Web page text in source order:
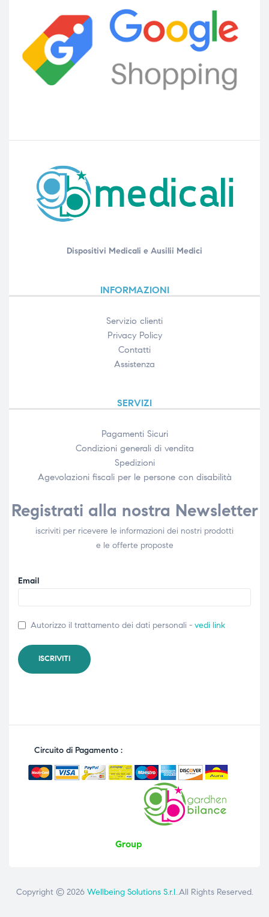
Dispositivi Medicali e Ausilii Medici
INFORMAZIONI
Servizio clienti
Privacy Policy
Contatti
Assistenza
SERVIZI
Pagamenti Sicuri
Condizioni generali di vendita
Spedizioni
Agevolazioni fiscali per le persone con disabilità​
Registrati alla nostra Newsletter
iscriviti per ricevere le informazioni dei nostri prodotti
e le offerte proposte
Email
Autorizzo il trattamento dei dati personali - vedi link
Circuito di Pagamento :
Group
Copyright © 2026 Wellbeing Solutions S.r.l..All Rights Reserved.